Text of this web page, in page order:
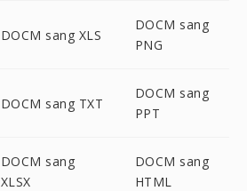
DOCM sang XLS
DOCM sang
PNG
DOCM sang TXT
DOCM sang
PPT
DOCM sang
XLSX
DOCM sang
HTML